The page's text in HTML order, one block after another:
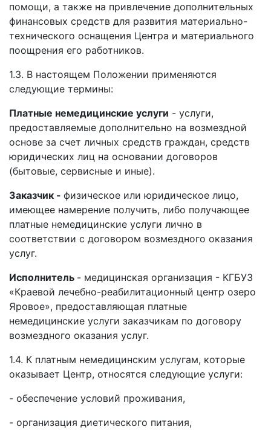
помощи, а также на привлечение дополнительных
финансовых средств для развития материально-
технического оснащения Центра и материального
поощрения его работников.
1.3. В настоящем Положении применяются
следующие термины:
Платные немедицинские услуги - услуги,
предоставляемые дополнительно на возмездной
основе за счет личных средств граждан, средств
юридических лиц на основании договоров
(бытовые, сервисные и иные).
Заказчик - физическое или юридическое лицо,
имеющее намерение получить, либо получающее
платные немедицинские услуги лично в
соответствии с договором возмездного оказания
услуг.
Исполнитель - медицинская организация - КГБУЗ
«Краевой лечебно-реабилитационный центр озеро
Яровое», предоставляющая платные
немедицинские услуги заказчикам по договору
возмездного оказания услуг.
1.4. К платным немедицинским услугам, которые
оказывает Центр, относятся следующие услуги:
- обеспечение условий проживания,
- организация диетического питания,